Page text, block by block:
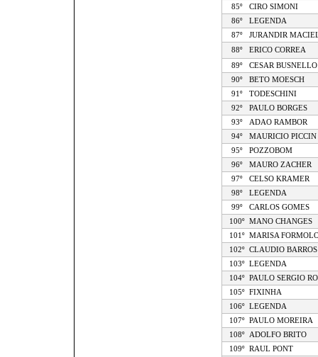
85º
CIRO SIMONI
86º
LEGENDA
87º
JURANDIR
88º
ERICO CORREA
89º
CESAR BUSNELLO
90º
BETO MOESCH
91º
TODESCHINI
92º
PAULO BORGES
93º
ADAO RAMBOR
94º
MAURICIO PICCIN
95º
POZZOBOM
96º
MAURO ZACHER
97º
CELSO KRAMER
98º
LEGENDA
99º
CARLOS GOMES
100º
MANO CHANGES
101º
MARISA
102º
CLAUDIO BARROS
103º
LEGENDA
104º
PAULO SERGIO
105º
FIXINHA
106º
LEGENDA
107º
PAULO MOREIRA
108º
ADOLFO BRITO
109º
RAUL PONT